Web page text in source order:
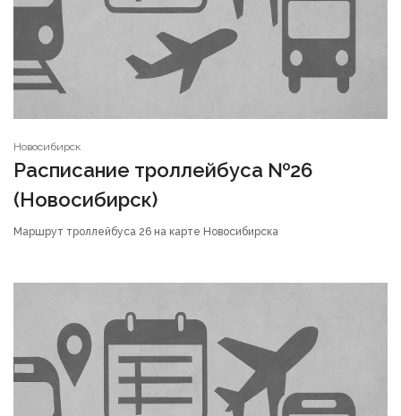
Новосибирск
Расписание троллейбуса №26
(Новосибирск)
Маршрут троллейбуса 26 на карте Новосибирска